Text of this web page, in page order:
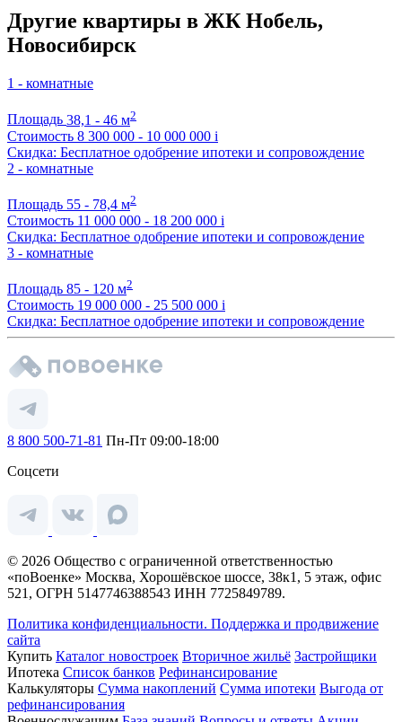
Другие квартиры в ЖК Нобель,
Новосибирск
1 - комнатные
Площадь 38,1 - 46 м2
Стоимость 8 300 000 - 10 000 000 i
Скидка: Бесплатное одобрение ипотеки и сопровождение
2 - комнатные
Площадь 55 - 78,4 м2
Стоимость 11 000 000 - 18 200 000 i
Скидка: Бесплатное одобрение ипотеки и сопровождение
3 - комнатные
Площадь 85 - 120 м2
Стоимость 19 000 000 - 25 500 000 i
Скидка: Бесплатное одобрение ипотеки и сопровождение
8 800 500-71-81 Пн-Пт 09:00-18:00
Соцсети
© 2026 Общество с ограниченной ответственностью
«поВоенке» Москва, Хорошёвское шоссе, 38к1, 5 этаж, офис
521, ОГРН 5147746388543 ИНН 7725849789.
Политика конфиденциальности. Поддержка и продвижение
сайта
Купить Каталог новостроек Вторичное жильё Застройщики
Ипотека Список банков Рефинансирование
Калькуляторы Сумма накоплений Сумма ипотеки Выгода от
рефинансирования